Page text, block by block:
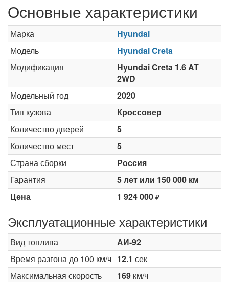
Основные характеристики
Марка
Hyundai
Модель
Hyundai Creta
Модификация
Hyundai Creta 1.6 AT
2WD
Модельный год
2020
Тип кузова
Кроссовер
Количество дверей
5
Количество мест
5
Страна сборки
Россия
Гарантия
5 лет или 150 000 км
Цена
1 924 000 ₽
Эксплуатационные характеристики
Вид топлива
АИ-92
Время разгона до 100 км/ч 12.1 сек
Максимальная скорость
169 км/ч